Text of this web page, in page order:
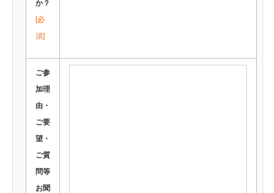
か？
[必
須]
ご参
加理
由・
ご要
望・
ご質
問等
お聞